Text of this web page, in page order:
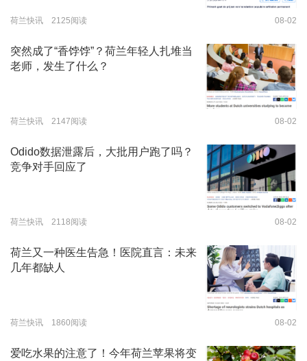
荷兰快讯 2125阅读 08-02
突然成了“香饽饽”？荷兰年轻人扎堆当
老师，发生了什么？
荷兰快讯 2147阅读 08-02
Odido数据泄露后，大批用户跑了吗？
竞争对手回应了
荷兰快讯 2118阅读 08-02
荷兰又一种医生告急！医院直言：未来
几年都缺人
荷兰快讯 1860阅读 08-02
爱吃水果的注意了！今年荷兰苹果将变